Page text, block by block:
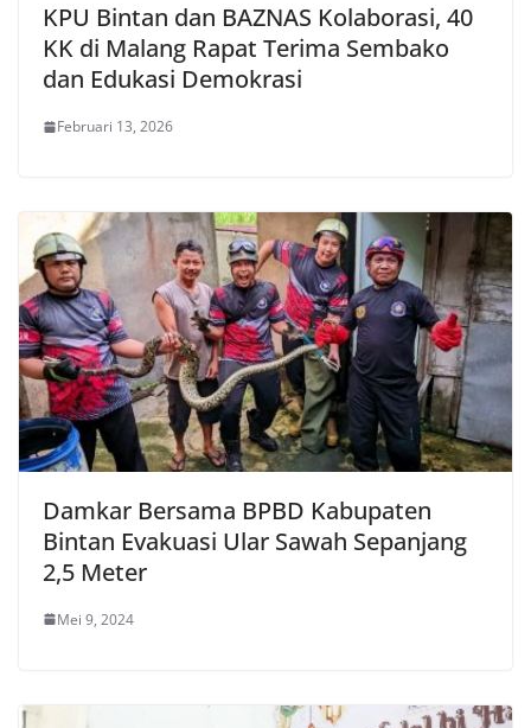
KPU Bintan dan BAZNAS Kolaborasi, 40
KK di Malang Rapat Terima Sembako
dan Edukasi Demokrasi
Februari 13, 2026
Damkar Bersama BPBD Kabupaten
Bintan Evakuasi Ular Sawah Sepanjang
2,5 Meter
Mei 9, 2024